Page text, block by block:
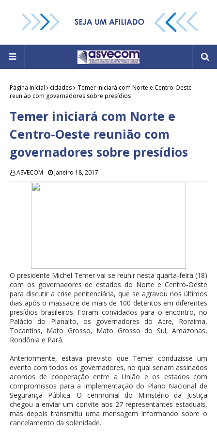
Página inicial cidades
Temer iniciará com Norte e Centro-Oeste
reunião com governadores sobre presídios
Temer iniciará com Norte e
Centro-Oeste reunião com
governadores sobre presídios
ASVECOM Janeiro 18, 2017
O presidente Michel Temer vai se reunir nesta quarta-feira (18)
com os governadores de estados do Norte e Centro-Oeste
para discutir a crise penitenciária, que se agravou nos últimos
dias após o massacre de mais de 100 detentos em diferentes
presídios brasileiros. Foram convidados para o encontro, no
Palácio do Planalto, os governadores do Acre, Roraima,
Tocantins, Mato Grosso, Mato Grosso do Sul, Amazonas,
Rondônia e Pará.
Anteriormente, estava previsto que Temer conduzisse um
evento com todos os governadores, no qual seriam assinados
acordos de cooperação entre a União e os estados com
compromissos para a implementação do Plano Nacional de
Segurança Pública. O cerimonial do Ministério da Justiça
chegou a enviar um convite aos 27 representantes estaduais,
mas depois transmitiu uma mensagem informando sobre o
cancelamento da solenidade.